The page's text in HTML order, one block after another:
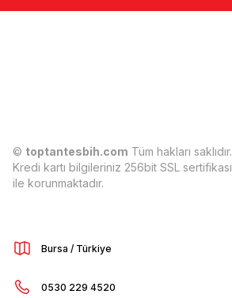
© toptantesbih.com Tüm hakları saklıdır.
Kredi kartı bilgileriniz 256bit SSL sertifikası
ile korunmaktadır.
Bursa / Türkiye
0530 229 4520